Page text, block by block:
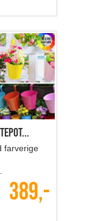
farverige
389,-